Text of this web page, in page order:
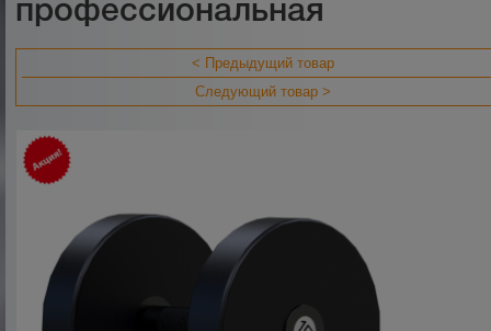
профессиональная
< Предыдущий товар
Следующий товар >